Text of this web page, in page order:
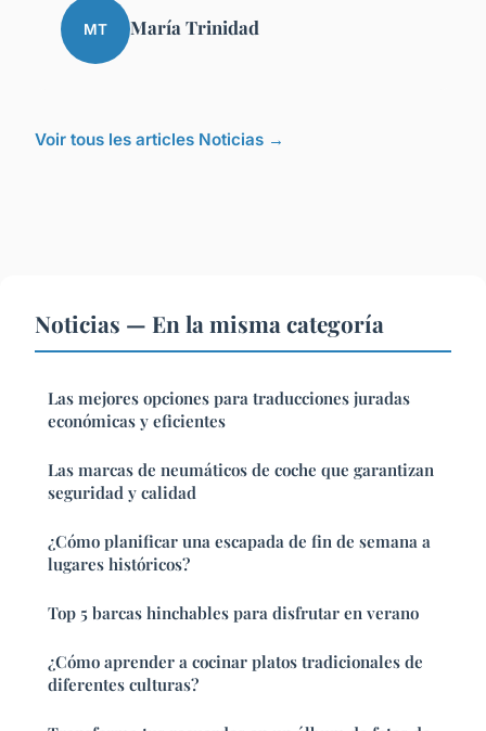
MT María Trinidad
Voir tous les articles Noticias →
Noticias — En la misma categoría
Las mejores opciones para traducciones juradas
económicas y eficientes
Las marcas de neumáticos de coche que garantizan
seguridad y calidad
¿Cómo planificar una escapada de fin de semana a
lugares históricos?
Top 5 barcas hinchables para disfrutar en verano
¿Cómo aprender a cocinar platos tradicionales de
diferentes culturas?